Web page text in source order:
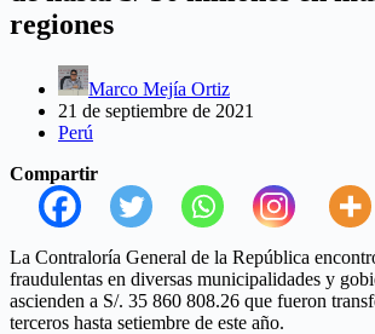
regiones
Marco Mejía Ortiz
21 de septiembre de 2021
Perú
Compartir
La Contraloría General de la República
fraudulentas en diversas municipalidades y
ascienden a S/. 35 860 808.26 que fueron
terceros hasta setiembre de este año.